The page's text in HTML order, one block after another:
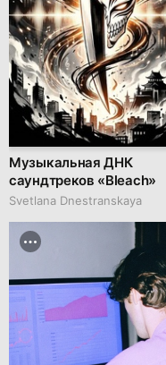
Музыкальная ДНК
саундтреков «Bleach»
Svetlana Dnestranskaya